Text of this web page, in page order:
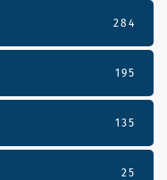
284
195
135
25